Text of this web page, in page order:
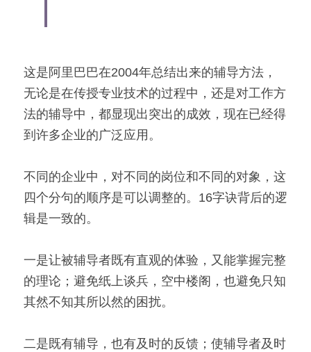
这是阿里巴巴在2004年总结出来的辅导方法，
无论是在传授专业技术的过程中，还是对工作方
法的辅导中，都显现出突出的成效，现在已经得
到许多企业的广泛应用。
不同的企业中，对不同的岗位和不同的对象，这
四个分句的顺序是可以调整的。16字诀背后的逻
辑是一致的。
一是让被辅导者既有直观的体验，又能掌握完整
的理论；避免纸上谈兵，空中楼阁，也避免只知
其然不知其所以然的困扰。
二是既有辅导，也有及时的反馈；使辅导者及时